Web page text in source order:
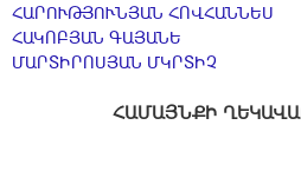
ՀԱՐՈՒԹՅՈՒՆՅԱՆ ՀՈՎՀԱՆՆԵՍ
ՀԱԿՈԲՅԱՆ ԳԱՅԱՆԵ
ՄԱՐՏԻՐՈՍՅԱՆ ՄԿՐՏԻՉ
ՀԱՄԱՅՆՔԻ